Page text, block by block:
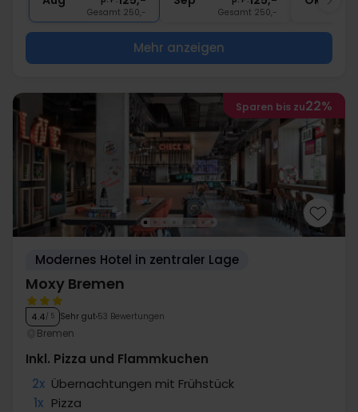
Gesamt 250,- Gesamt 250,-
Mehr anzeigen
Sparen bis zu22%
Modernes Hotel in zentraler Lage
Moxy Bremen
4.4/ 5 Sehr gut 53 Bewertungen
Bremen
Inkl. Pizza und Flammkuchen
2x Übernachtungen mit Frühstück
1x Pizza